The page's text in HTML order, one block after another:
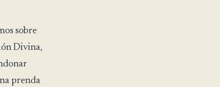
sobre
Divina,
prenda